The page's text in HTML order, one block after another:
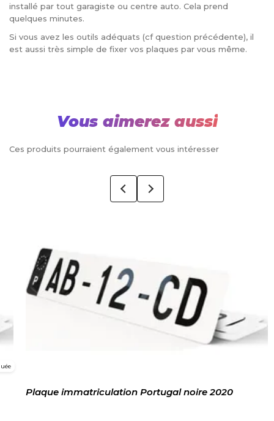
installé par tout garagiste ou centre auto. Cela prend
quelques minutes.
Si vous avez les outils adéquats (cf question précédente), il
est aussi très simple de fixer vos plaques par vous même.
Vous aimerez aussi
Ces produits pourraient également vous intéresser
Plaque immatriculation Portugal noire 2020